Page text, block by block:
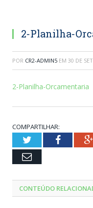
2-Planilha-
POR CR2-ADMIN5 EM 30 DE
2-Planilha-Orcamentaria
COMPARTILHAR:
TwitterFacebook
Email
CONTEÚDO